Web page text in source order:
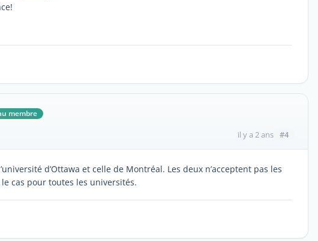
membre
il y a 2 ans #4
d’Ottawa et celle de Montréal. Les deux n’acceptent pas les
le cas pour toutes les universités.